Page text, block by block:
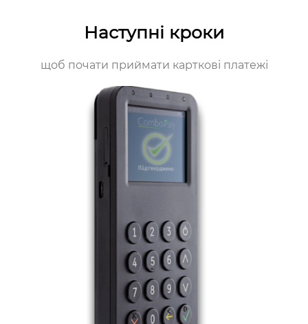
Наступні кроки
щоб почати приймати карткові платежі